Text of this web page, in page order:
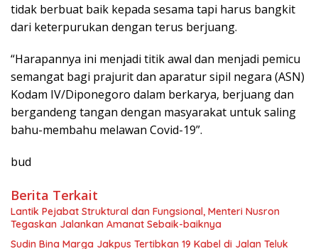
tidak berbuat baik kepada sesama tapi harus bangkit
dari keterpurukan dengan terus berjuang.
“Harapannya ini menjadi titik awal dan menjadi pemicu
semangat bagi prajurit dan aparatur sipil negara (ASN)
Kodam IV/Diponegoro dalam berkarya, berjuang dan
bergandeng tangan dengan masyarakat untuk saling
bahu-membahu melawan Covid-19”.
bud
Berita Terkait
Lantik Pejabat Struktural dan Fungsional, Menteri Nusron
Tegaskan Jalankan Amanat Sebaik-baiknya
Sudin Bina Marga Jakpus Tertibkan 19 Kabel di Jalan Teluk